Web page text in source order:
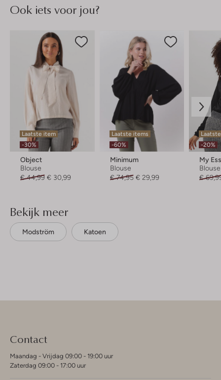
Ook iets voor jou?
Laatste item
-30%
Object
Blouse
€ 44,99 € 30,99
Laatste items
-60%
Minimum
Blouse
€ 74,95 € 29,99
-20%
Blouse
€
Bekijk meer
Modström Katoen
Contact
Maandag - Vrijdag 09:00 - 19:00 uur
Zaterdag 09:00 - 17:00 uur